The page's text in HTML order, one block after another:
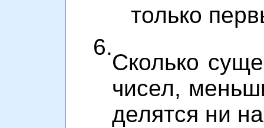
только
6.
Сколько
чисел,
делятся ни